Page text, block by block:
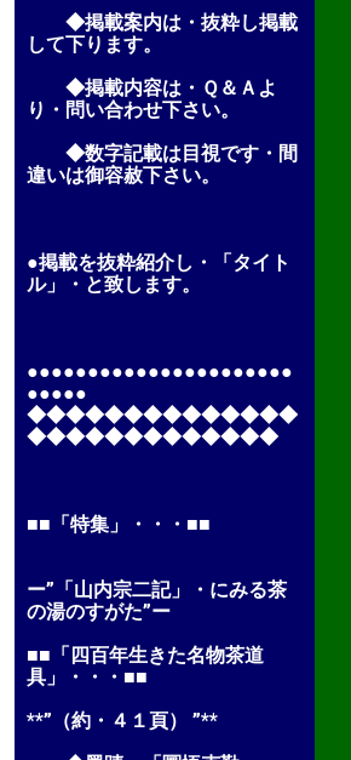
◆掲載案内は・抜粋し掲載
して下ります。
◆掲載内容は・Ｑ＆Ａよ
り・問い合わせ下さい。
◆数字記載は目視です・間
違いは御容赦下さい。
●掲載を抜粋紹介し・「タイト
ル」・と致します。
●●●●●●●●●●●●●●●●●●●●●●
●●●●●
◆◆◆◆◆◆◆◆◆◆◆◆◆◆
◆◆◆◆◆◆◆◆◆◆◆◆◆
■■「特集」・・・■■
ー”「山内宗二記」・にみる茶
の湯のすがた”ー
■■「四百年生きた名物茶道
具」・・・■■
**”（約・４１頁） ”**